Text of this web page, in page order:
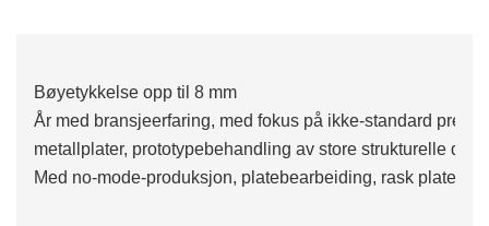
Bøyetykkelse opp til 8 mm
År med bransjeerfaring, med fokus på ikke-standard
metallplater, prototypebehandling av store strukturelle deler
Med no-mode-produksjon, platebearbeiding, rask